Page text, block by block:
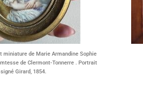
miniature de Marie Armandine Sophie
de Clermont-Tonnerre . Portrait
signé Girard, 1854.